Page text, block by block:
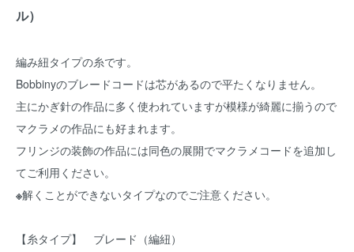
ル）
編み紐タイプの糸です。
Bobbinyのブレードコードは芯があるので平たくなりません。
主にかぎ針の作品に多く使われていますが模様が綺麗に揃うので
マクラメの作品にも好まれます。
フリンジの装飾の作品には同色の展開でマクラメコードを追加し
てご利用ください。
※解くことができないタイプなのでご注意ください。
【糸タイプ】 ブレード（編紐）